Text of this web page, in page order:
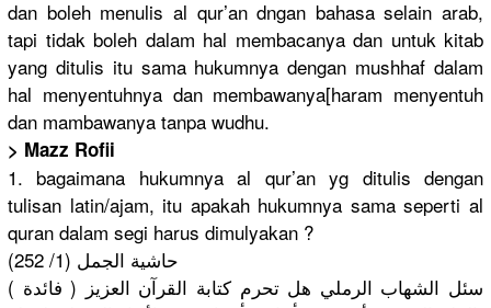
dan boleh menulis al qur’an dngan bahasa selain arab,
tapi tidak boleh dalam hal membacanya dan untuk kitab
yang ditulis itu sama hukumnya dengan mushhaf dalam
hal menyentuhnya dan membawanya[haram menyentuh
dan mambawanya tanpa wudhu.
> Mazz Rofii
1. bagaimana hukumnya al qur’an yg ditulis dengan
tulisan latin/ajam, itu apakah hukumnya sama seperti al
quran dalam segi harus dimulyakan ?
حاشية الجمل (1/ 252)
( فائدة ) سئل الشهاب الرملي هل تحرم كتابة القرآن العزيز